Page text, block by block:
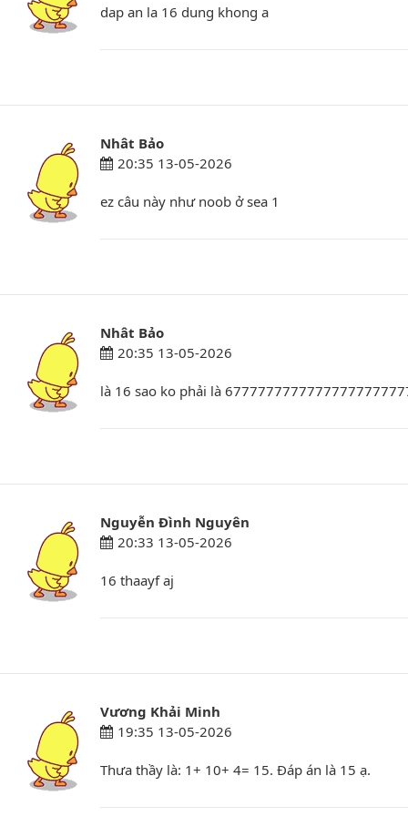
dap an la 16 dung khong a
Nhât Bảo
20:35 13-05-2026
ez câu này như noob ở sea 1
Nhât Bảo
20:35 13-05-2026
là 16 sao ko phải là
Nguyễn Đình Nguyên
20:33 13-05-2026
16 thaayf aj
Vương Khải Minh
19:35 13-05-2026
Thưa thầy là: 1+ 10+ 4= 15. Đáp án là 15 ạ.